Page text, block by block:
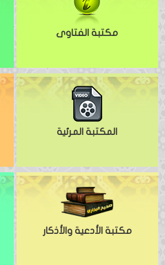
مكتبة الفتاوى
المكتبة المرئية
مكتبة الأدعية والأذكار